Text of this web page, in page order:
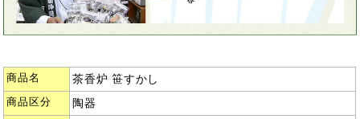
商品名 茶香炉 笹すかし
商品区分 陶器